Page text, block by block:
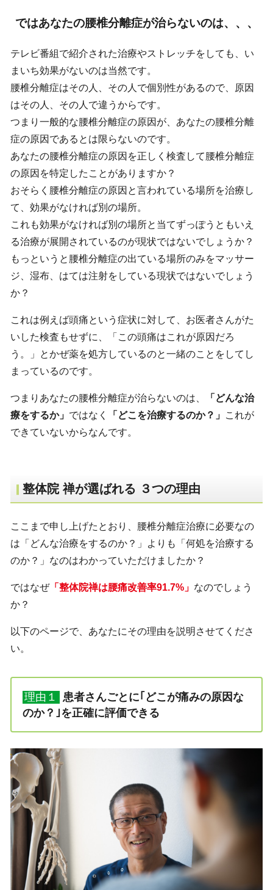
ではあなたの腰椎分離症が治らないのは、、、
テレビ番組で紹介された治療やストレッチをしても、い
まいち効果がないのは当然です。
腰椎分離症はその人、その人で個別性があるので、原因
はその人、その人で違うからです。
つまり一般的な腰椎分離症の原因が、あなたの腰椎分離
症の原因であるとは限らないのです。
あなたの腰椎分離症の原因を正しく検査して腰椎分離症
の原因を特定したことがありますか？
おそらく腰椎分離症の原因と言われている場所を治療し
て、効果がなければ別の場所。
これも効果がなければ別の場所と当てずっぽうともいえ
る治療が展開されているのが現状ではないでしょうか？
もっというと腰椎分離症の出ている場所のみをマッサー
ジ、湿布、はては注射をしている現状ではないでしょう
か？
これは例えば頭痛という症状に対して、お医者さんがた
いした検査もせずに、「この頭痛はこれが原因だろ
う。」とかぜ薬を処方しているのと一緒のことをしてし
まっているのです。
つまりあなたの腰椎分離症が治らないのは、
「どんな治
療をするか」 ではなく 「どこを治療するのか？」 これが
できていないからなんです。
整体院 禅が選ばれる ３つの理由
ここまで申し上げたとおり、腰椎分離症治療に必要なの
は「どんな治療をするのか？」よりも「何処を治療する
のか？」なのはわかっていただけましたか？
ではなぜ「整体院禅は腰痛改善率91.7%」 なのでしょう
か？
以下のページで、あなたにその理由を説明させてくださ
い。
理由１
患者さんごとに｢どこが痛みの原因な
のか？｣を正確に評価できる